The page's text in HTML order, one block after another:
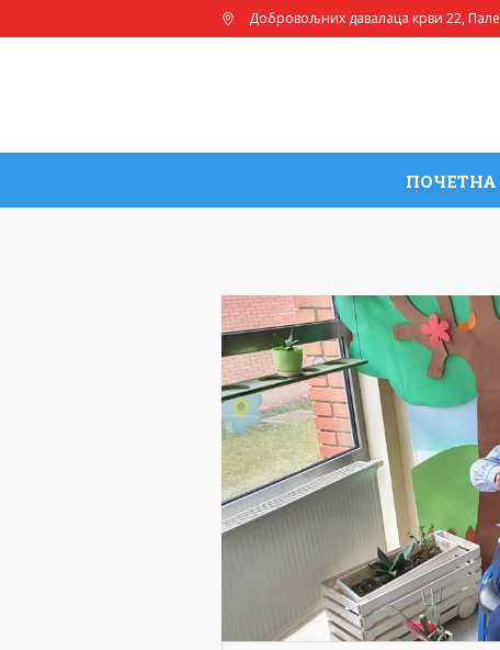
Добровољних давалаца крви 22, Пале
ПОЧЕТНА